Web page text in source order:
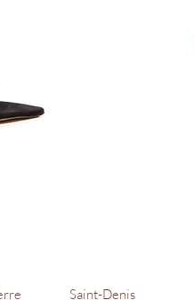
Saint-Denis